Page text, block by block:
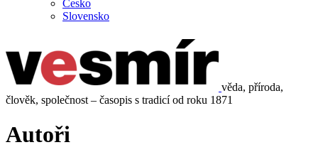
Česko
Slovensko
věda, příroda,
člověk, společnost – časopis s tradicí od roku 1871
Autoři